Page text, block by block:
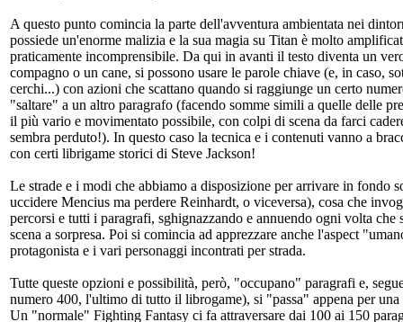
A questo punto comincia la parte dell'avventura ambientata nei
possiede un'enorme malizia e la sua magia su Titan è molto
praticamente incomprensibile. Da qui in avanti il testo diventa un
compagno o un cane, si possono usare le parole chiave (e, in caso,
cerchi...) con azioni che scattano quando si raggiunge un certo
"saltare" a un altro paragrafo (facendo somme simili a quelle delle
il più vario e movimentato possibile, con colpi di scena da farci
sembra perduto!). In questo caso la tecnica e i contenuti vanno a
con certi librigame storici di Steve Jackson!
Le strade e i modi che abbiamo a disposizione per arrivare in
uccidere Mencius ma perdere Reinhardt, o viceversa), cosa che
percorsi e tutti i paragrafi, sghignazzando e annuendo ogni volta
scena a sorpresa. Poi si comincia ad apprezzare anche l'aspect
protagonista e i vari personaggi incontrati per strada.
Tutte queste opzioni e possibilità, però, "occupano" paragrafi e,
numero 400, l'ultimo di tutto il librogame), si "passa" appena per
Un "normale" Fighting Fantasy ci fa attraversare dai 100 ai 150